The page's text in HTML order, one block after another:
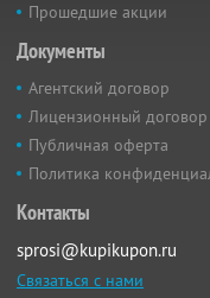
Прошедшие акции
Документы
Агентский договор
Лицензионный договор
Публичная оферта
Политика
Контакты
sprosi@kupikupon.ru
Связаться с нами